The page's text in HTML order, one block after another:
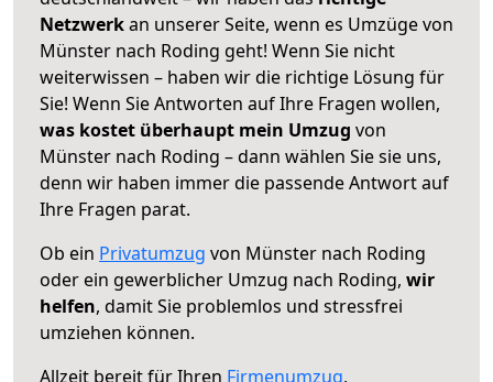
Netzwerkan unserer Seite, wenn es Umzüge von
Münster nach Roding geht! Wenn Sie nicht
weiterwissen – haben wir die richtige Lösung für
Sie! Wenn Sie Antworten auf Ihre Fragen wollen,
was kostet überhaupt mein Umzug von
Münster nach Roding – dann wählen Sie sie uns,
denn wir haben immer die passende Antwort auf
Ihre Fragen parat.
Ob ein Privatumzug von Münster nach Roding
oder ein gewerblicher Umzug nach Roding, wir
helfen, damit Sie problemlos und stressfrei
umziehen können.
Allzeit bereit für Ihren Firmenumzug,